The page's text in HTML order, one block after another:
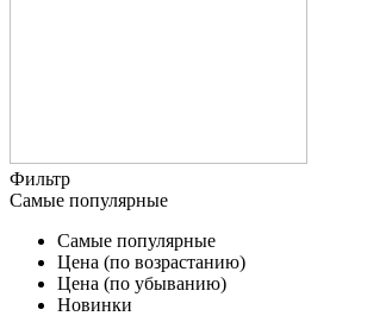
Фильтр
Самые популярные
Самые популярные
Цена (по возрастанию)
Цена (по убыванию)
Новинки